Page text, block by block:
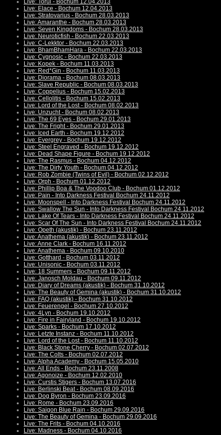
Live: Torul - Bochum 12.04.2013
Live: Elace - Bochum 12.04.2013
Live: Stratovarius - Bochum 28.03.2013
Live: Amaranthe - Bochum 28.03.2013
Live: Seven Kingdoms - Bochum 28.03.2013
Live: Neuroticfish - Bochum 22.03.2013
Live: C-Lekktor - Bochum 22.03.2013
Live: BhamBhamHara - Bochum 22.03.2013
Live: Cygnosic - Bochum 22.03.2013
Live: Kopek - Bochum 11.03.2013
Live: Red*Gin - Bochum 11.03.2013
Live: Diorama - Bochum 08.03.2013
Live: Slave Republic - Bochum 08.03.2013
Live: Coppelius - Bochum 15.02.2013
Live: Cellolitis - Bochum 15.02.2013
Live: Lord of the Lost - Bochum 08.02.2013
Live: Unzucht - Bochum 08.02.2013
Live: The 69 Eyes - Bochum 29.01.2013
Live: The Fright - Bochum 29.01.2013
Live: Iced Earth - Bochum 19.12.2012
Live: Evergrey - Bochum 19.12.2012
Live: Steel Engraved - Bochum 19.12.2012
Live: Dead Shape Figure - Bochum 19.12.2012
Live: The Rasmus - Bochum 04.12.2012
Live: The Dirty Youth - Bochum 04.12.2012
Live: Rob Zombie (Twins of Evil) - Bochum 02.12.2012
Live: Orph - Bochum 01.12.2012
Live: Phillip Boa & The Voodoo Club - Bochum 01.12.2012
Live: Pain - Into Darkness Festival Bochum 24.11.2012
Live: Moonspell - Into Darkness Festival Bochum 24.11.2012
Live: Swallow The Sun - Into Darkness Festival Bochum 24.11.2012
Live: Lake Of Tears - Into Darkness Festival Bochum 24.11.2012
Live: Scar Of The Sun - Into Darkness Festival Bochum 24.11.2012
Live: Opeth (akustik) - Bochum 23.11.2012
Live: Anathema (akustik) - Bochum 23.11.2012
Live: Anne Clark - Bochum 16.11.2012
Live: Anathema - Bochum 09.10.2010
Live: Gotthard - Bochum 03.11.2012
Live: Unisonic - Bochum 03.11.2012
Live: 18 Summers - Bochum 09.11.2012
Live: Janosch Moldau - Bochum 09.11.2012
Live: Diary of Dreams (akustik) - Bochum 31.10.2012
Live: The Beauty of Gemina (akustik) - Bochum 31.10.2012
Live: FAQ (akustik) - Bochum 31.10.2012
Live: Feuerengel - Bochum 27.10.2012
Live: 4Lyn - Bochum 19.10.2012
Live: Fire in Fairyland - Bochum 19.10.2012
Live: Sparks - Bochum 17.10.2012
Live: Letzte Instanz - Bochum 11.10.2012
Live: Lord of the Lost - Bochum 11.10.2012
Live: Black Stone Cherry - Bochum 02.07.2012
Live: The Colts - Bochum 02.07.2012
Live: Alpha Academy - Bochum 15.05.2010
Live: All Ends - Bochum 23.11.2008
Live: Agonoize - Bochum 12.02.2010
Live: Curstis Stigers - Bochum 13.07.2016
Live: Berlinski Beat - Bochum 08.09.2016
Live: Dog Byron - Bochum 23.09.2016
Live: Rome - Bochum 23.09.2016
Live: Saigon Blue Rain - Bochum 29.09.2016
Live: The Beauty of Gemina - Bochum 29.09.2016
Live: The Frits - Bochum 04.10.2016
Live: Madness - Bochum 04.10.2016